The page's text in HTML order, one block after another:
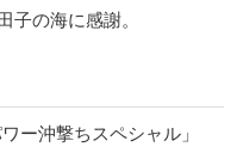
子の海に感謝。
ー沖撃ちスペシャル」